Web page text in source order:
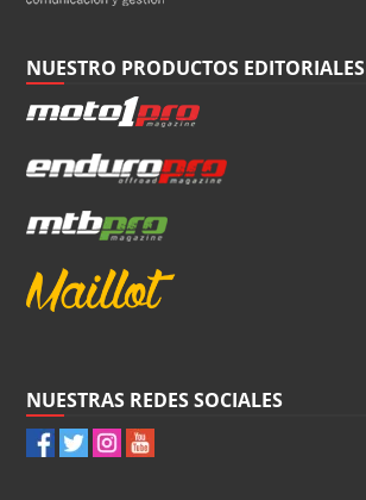
NUESTRO PRODUCTOS EDITORIALES
NUESTRAS REDES SOCIALES